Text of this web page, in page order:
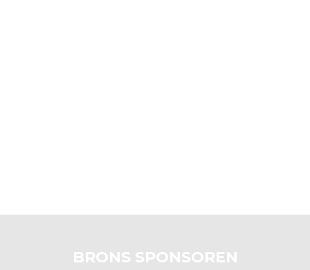
BRONS SPONSOREN